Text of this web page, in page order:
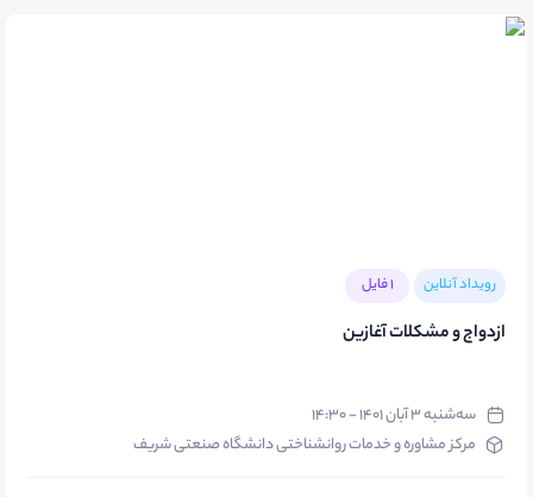
رویداد آنلاین 1 فایل
ازدواج و مشکلات آغازین
سه‌شنبه ۳ آبان ۱۴۰۱ - ۱۴:۳۰
مرکز مشاوره و خدمات روانشناختی دانشگاه صنعتی شریف